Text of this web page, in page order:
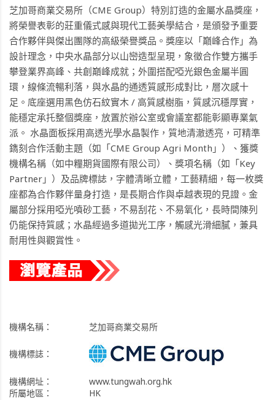
芝加哥商業交易所（CME Group）特別訂造的金屬水晶獎座，
將榮譽表彰的莊重儀式感與現代工藝美學結合，是頒發予重要
合作夥伴與傑出團隊的高級榮譽獎品。獎座以「巔峰合作」為
設計理念，中央水晶部分以山巒造型呈現，象徵合作雙方攜手
攀登業界高峰、共創巔峰成就；外圍搭配啞光銀色金屬半圓
環，線條流暢利落，與水晶的通透質感形成對比，層次感十
足。底座選用黑色仿石紋實木 / 高質感樹脂，質感沉穩厚實，
能穩定承托整個獎座，放置於辦公室或會議室都能彰顯專業氣
派。 水晶面板採用高透光學水晶製作，質地清澈透亮，可精準
鐫刻合作活動主題（如「CME Group Agri Month」）、獲獎
機構名稱（如中糧期貨國際有限公司）、獎項名稱（如「Key
Partner」）及品牌標誌，字體清晰立體，工藝精細，每一枚獎
座都為合作夥伴量身打造，是長期合作與卓越表現的見證。金
屬部分採用啞光噴砂工藝，不易刮花、不易氧化，長時間陳列
仍能保持質感；水晶經過多道拋光工序，觸感光滑細膩，兼具
耐用性與觀賞性。
機構名稱： 芝加哥商業交易所
機構標誌：
機構網址：
www.tungwah.org.hk
所屬地區：
HK